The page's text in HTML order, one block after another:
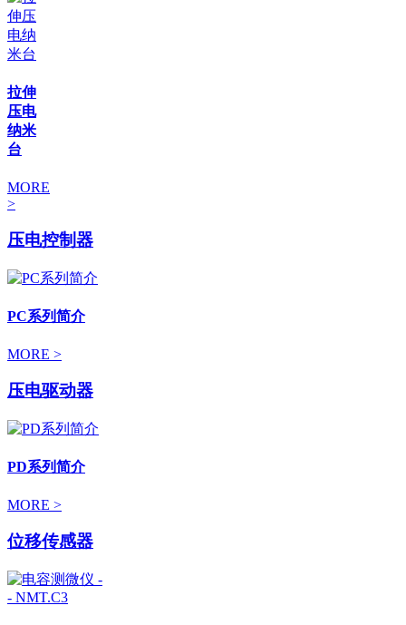
拉伸
压电
纳米
台
MORE
>
压电控制器
PC系列简介
MORE >
压电驱动器
PD系列简介
MORE >
位移传感器